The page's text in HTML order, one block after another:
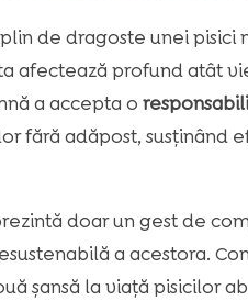
de dragoste unei pisici
afectează profund atât
a accepta o
fără adăpost, susținând
doar un gest de
a acestora.
șansă la viață pisicilor